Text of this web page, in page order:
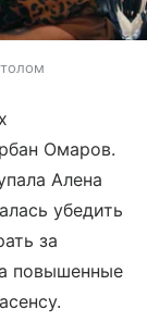
Омаров.
Алена
убедить
за
повышенные